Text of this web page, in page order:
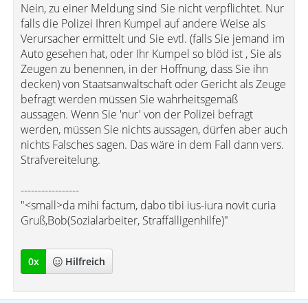
Nein, zu einer Meldung sind Sie nicht verpflichtet. Nur
falls die Polizei Ihren Kumpel auf andere Weise als
Verursacher ermittelt und Sie evtl. (falls Sie jemand im
Auto gesehen hat, oder Ihr Kumpel so blöd ist , Sie als
Zeugen zu benennen, in der Hoffnung, dass Sie ihn
decken) von Staatsanwaltschaft oder Gericht als Zeuge
befragt werden müssen Sie wahrheitsgemäß
aussagen. Wenn Sie 'nur' von der Polizei befragt
werden, müssen Sie nichts aussagen, dürfen aber auch
nichts Falsches sagen. Das wäre in dem Fall dann vers.
Strafvereitelung.
-----------------
"<small>da mihi factum, dabo tibi ius-iura novit curia
Gruß,Bob(Sozialarbeiter, Straffälligenhilfe)"
0x Hilfreich